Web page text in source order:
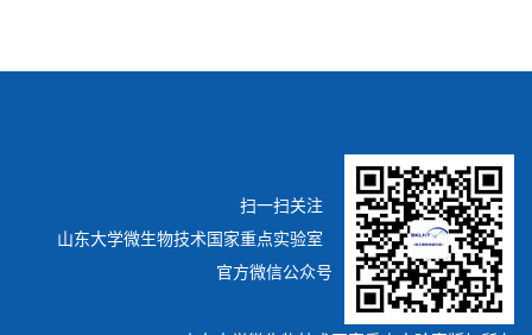
扫一扫关注
山东大学微生物技术国家重点实验室
官方微信公众号